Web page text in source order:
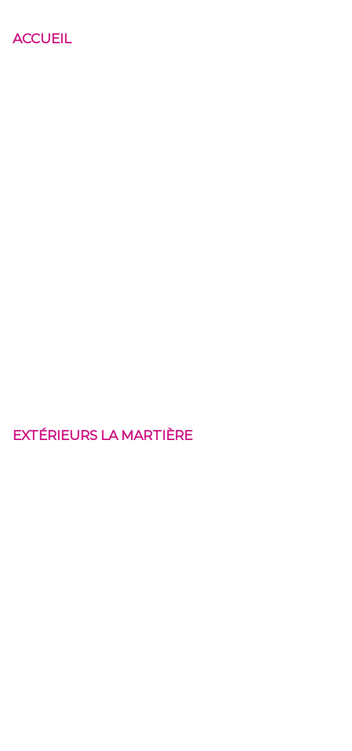
ACCUEIL
EXTÉRIEURS LA MARTIÈRE